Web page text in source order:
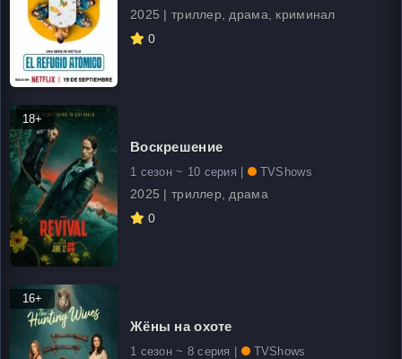
2025 | триллер, драма, криминал
0
18+
Воскрешение
1 сезон ~ 10 серия | TVShows
2025 | триллер, драма
0
16+
Жёны на охоте
1 сезон ~ 8 серия | TVShows